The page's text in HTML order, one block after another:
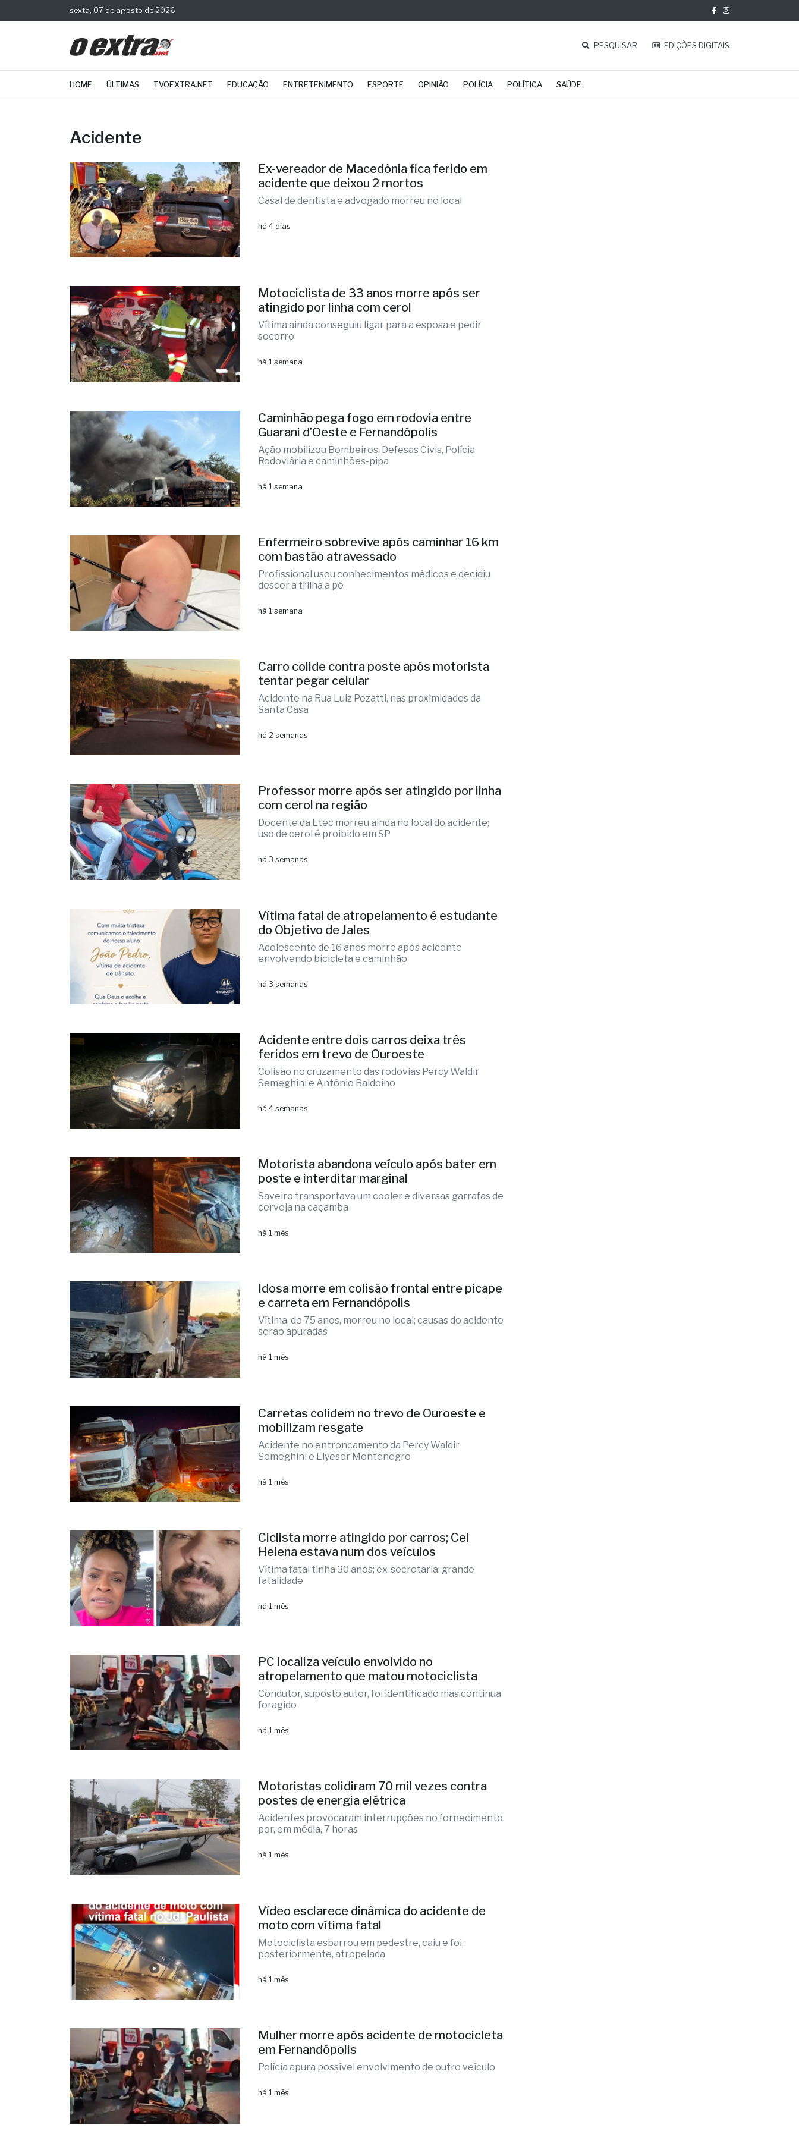
sexta, 07 de agosto de 2026
PESQUISAR EDIÇÕES DIGITAIS
HOME ÚLTIMAS TVOEXTRA.NET EDUCAÇÃO ENTRETENIMENTO ESPORTE OPINIÃO POLÍCIA POLÍTICA SAÚDE
Acidente
Ex-vereador de Macedônia fica ferido em
acidente que deixou 2 mortos
Casal de dentista e advogado morreu no local
há 4 dias
Motociclista de 33 anos morre após ser
atingido por linha com cerol
Vítima ainda conseguiu ligar para a esposa e pedir
socorro
há 1 semana
Caminhão pega fogo em rodovia entre
Guarani d’Oeste e Fernandópolis
Ação mobilizou Bombeiros, Defesas Civis, Polícia
Rodoviária e caminhões-pipa
há 1 semana
Enfermeiro sobrevive após caminhar 16 km
com bastão atravessado
Profissional usou conhecimentos médicos e decidiu
descer a trilha a pé
há 1 semana
Carro colide contra poste após motorista
tentar pegar celular
Acidente na Rua Luiz Pezatti, nas proximidades da
Santa Casa
há 2 semanas
Professor morre após ser atingido por linha
com cerol na região
Docente da Etec morreu ainda no local do acidente;
uso de cerol é proibido em SP
há 3 semanas
Vítima fatal de atropelamento é estudante
do Objetivo de Jales
Adolescente de 16 anos morre após acidente
envolvendo bicicleta e caminhão
há 3 semanas
Acidente entre dois carros deixa três
feridos em trevo de Ouroeste
Colisão no cruzamento das rodovias Percy Waldir
Semeghini e Antônio Baldoino
há 4 semanas
Motorista abandona veículo após bater em
poste e interditar marginal
Saveiro transportava um cooler e diversas garrafas de
cerveja na caçamba
há 1 mês
Idosa morre em colisão frontal entre picape
e carreta em Fernandópolis
Vítima, de 75 anos, morreu no local; causas do acidente
serão apuradas
há 1 mês
Carretas colidem no trevo de Ouroeste e
mobilizam resgate
Acidente no entroncamento da Percy Waldir
Semeghini e Elyeser Montenegro
há 1 mês
Ciclista morre atingido por carros; Cel
Helena estava num dos veículos
Vítima fatal tinha 30 anos; ex-secretária: grande
fatalidade
há 1 mês
PC localiza veículo envolvido no
atropelamento que matou motociclista
Condutor, suposto autor, foi identificado mas continua
foragido
há 1 mês
Motoristas colidiram 70 mil vezes contra
postes de energia elétrica
Acidentes provocaram interrupções no fornecimento
por, em média, 7 horas
há 1 mês
Vídeo esclarece dinâmica do acidente de
moto com vítima fatal
Motociclista esbarrou em pedestre, caiu e foi,
posteriormente, atropelada
há 1 mês
Mulher morre após acidente de motocicleta
em Fernandópolis
Polícia apura possível envolvimento de outro veículo
há 1 mês